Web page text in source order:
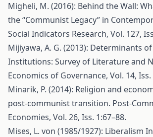
Migheli, M. (2016): Behind the Wall:
the “Communist Legacy” in
Social Indicators Research, Vol. 127,
Mijiyawa, A. G. (2013): Determinants
Institutions: Survey of Literature and
Economics of Governance, Vol. 14, Iss.
Minarik, P. (2014): Religion and
post-communist transition. Post-
Economies, Vol. 26, Iss. 1:67–88.
Mises, L. von (1985/1927): Liberalism